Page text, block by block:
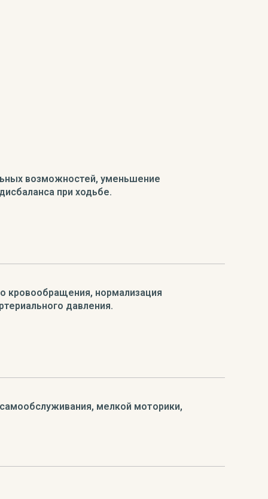
возможностей, уменьшение
при ходьбе.
кровообращения, нормализация
давления.
мелкой моторики,